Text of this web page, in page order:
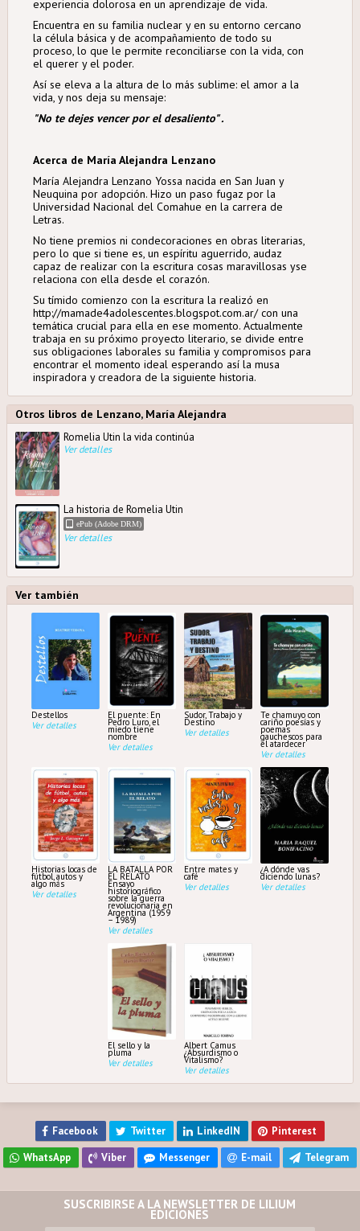
experiencia dolorosa en un aprendizaje de vida.
Encuentra en su familia nuclear y en su entorno cercano
la célula básica y de acompañamiento de todo su
proceso, lo que le permite reconciliarse con la vida, con
el querer y el poder.
Así se eleva a la altura de lo más sublime: el amor a la
vida, y nos deja su mensaje:
"No te dejes vencer por el desaliento" .
Acerca de María Alejandra Lenzano
María Alejandra Lenzano Yossa nacida en San Juan y
Neuquina por adopción. Hizo un paso fugaz por la
Universidad Nacional del Comahue en la carrera de
Letras.
No tiene premios ni condecoraciones en obras literarias,
pero lo que si tiene es, un espíritu aguerrido, audaz
capaz de realizar con la escritura cosas maravillosas yse
relaciona con ella desde el corazón.
Su tímido comienzo con la escritura la realizó en
http://mamade4adolescentes.blogspot.com.ar/ con una
temática crucial para ella en ese momento. Actualmente
trabaja en su próximo proyecto literario, se divide entre
sus obligaciones laborales su familia y compromisos para
encontrar el momento ideal esperando así la musa
inspiradora y creadora de la siguiente historia.
Otros libros de Lenzano, María Alejandra
Romelia Utin la vida continúa
Ver detalles
La historia de Romelia Utin
ePub (Adobe DRM)
Ver detalles
Ver también
Destellos
Ver detalles
El puente: En
Pedro Luro, el
miedo tiene
nombre
Ver detalles
Sudor, Trabajo y
Destino
Ver detalles
Te chamuyo con
cariño poesías y
poemas
gauchescos para
el atardecer
Ver detalles
Historias locas de
fútbol, autos y
algo más
Ver detalles
LA BATALLA POR
EL RELATO
Ensayo
historiográfico
sobre la guerra
revolucionaria en
Argentina (1959
– 1989)
Ver detalles
Entre mates y
café
Ver detalles
¿A dónde vas
diciendo lunas?
Ver detalles
El sello y la
pluma
Ver detalles
Albert Camus
¿Absurdismo o
Vitalismo?
Ver detalles
Facebook Twitter LinkedIN
Pinterest
WhatsApp
Viber Messenger E-mail Telegram
SUSCRIBIRSE A LA NEWSLETTER DE LILIUM
EDICIONES